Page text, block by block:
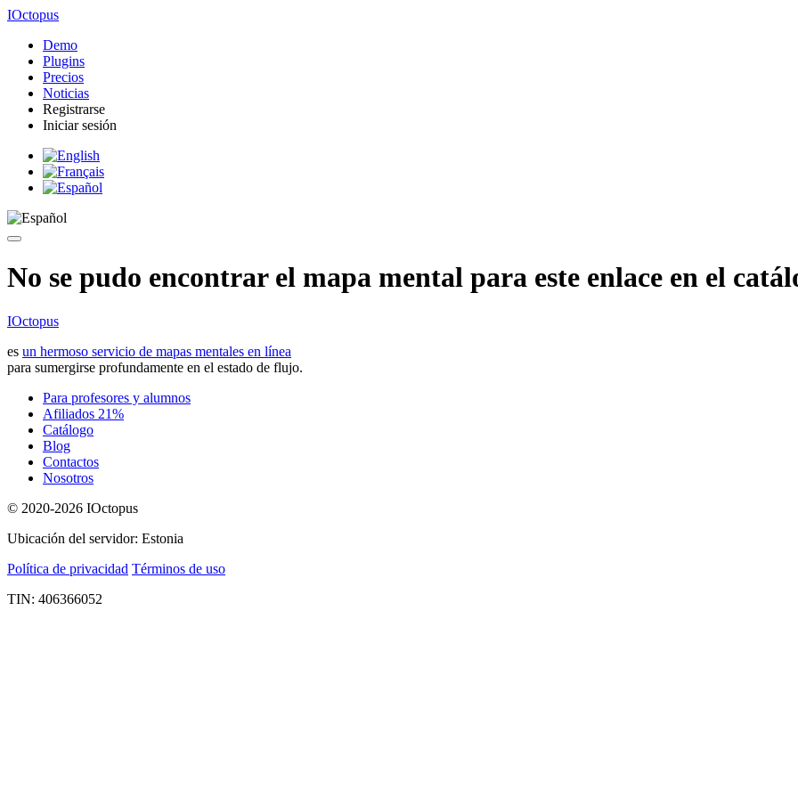
IOctopus
Demo
Plugins
Precios
Noticias
Registrarse
Iniciar sesión
No se pudo encontrar el mapa mental para este enlace en el
IOctopus
es un hermoso servicio de mapas mentales en línea
para sumergirse profundamente en el estado de flujo.
Para profesores y alumnos
Afiliados 21%
Catálogo
Blog
Contactos
Nosotros
© 2020-2026 IOctopus
Ubicación del servidor: Estonia
Política de privacidad Términos de uso
TIN: 406366052